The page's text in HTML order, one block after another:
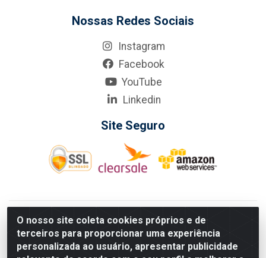
O nosso site coleta cookies próprios e de
terceiros para proporcionar uma experiência
personalizada ao usuário, apresentar publicidade
Nossas Redes Sociais
Instagram
Facebook
YouTube
Linkedin
Site Seguro
KarneKeijo Logistica Integrada LTDA - Rod. Br-101 Sul, nº3700
- Barro, Recife/PE, 50900-400 CNPJ: 24.150.377/0001-95
Estados atendidos pela KarneKeijo: PE, PB e RN.